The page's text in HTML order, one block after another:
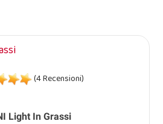
Light In Grassi
(4 Recensioni)